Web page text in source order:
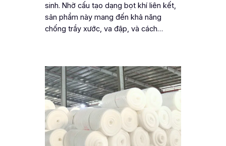
sinh. Nhờ cấu tạo dạng bọt khí liên kết,
sản phẩm này mang đến khả năng
chống trầy xước, va đập, và cách…